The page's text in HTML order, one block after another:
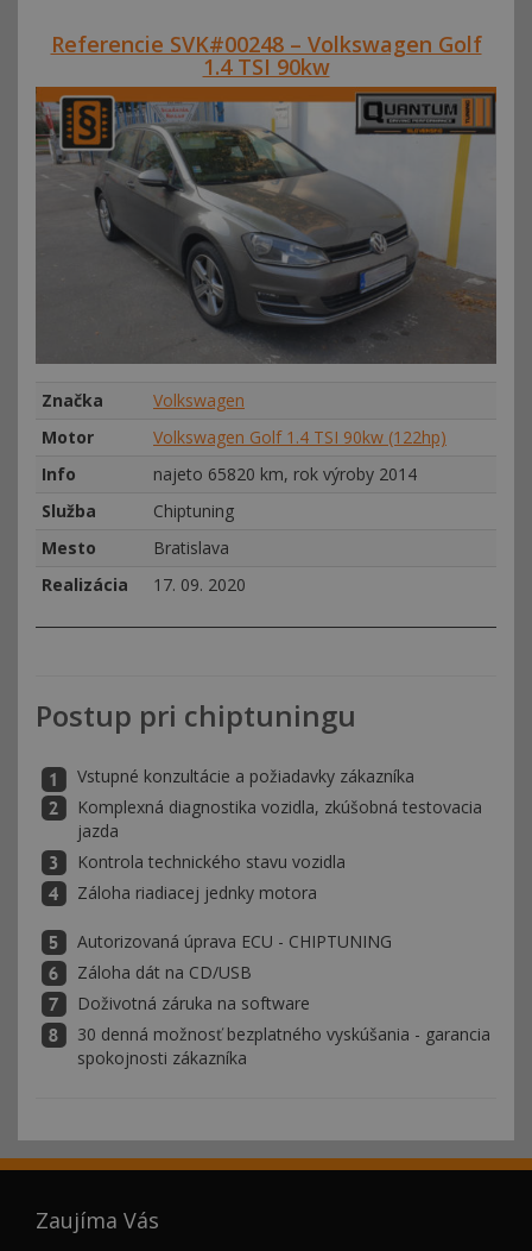
Referencie SVK#00248 – Volkswagen Golf
1.4 TSI 90kw
Značka
Volkswagen
Motor
Volkswagen Golf 1.4 TSI 90kw (122hp)
Info
najeto 65820 km, rok výroby 2014
Služba
Chiptuning
Mesto
Bratislava
Realizácia
17. 09. 2020
Postup pri chiptuningu
Vstupné konzultácie a požiadavky zákazníka
Komplexná diagnostika vozidla, zkúšobná testovacia
jazda
Kontrola technického stavu vozidla
Záloha riadiacej jednky motora
Autorizovaná úprava ECU - CHIPTUNING
Záloha dát na CD/USB
Doživotná záruka na software
30 denná možnosť bezplatného vyskúšania - garancia
spokojnosti zákazníka
Zaujíma Vás